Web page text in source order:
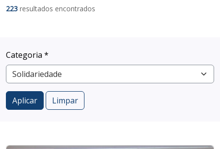
223 resultados encontrados
Categoria *
Aplicar Limpar